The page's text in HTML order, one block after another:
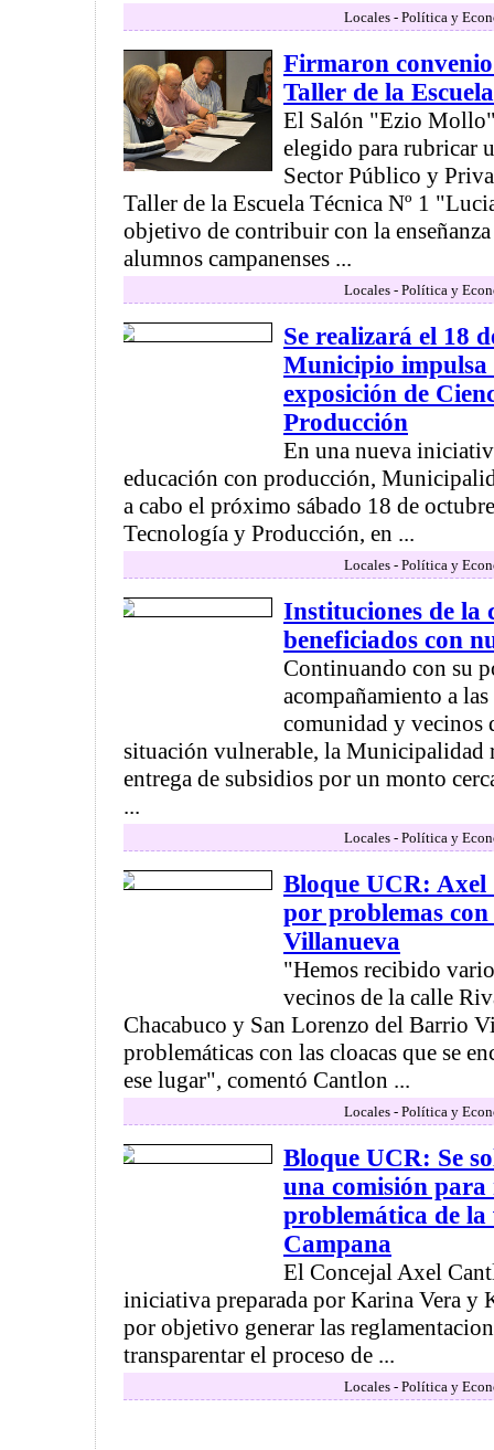
Locales - Política y
Firmaron
Taller de la
El Salón "Ezio
elegido para rubricar
Sector Público y
Taller de la Escuela Técnica Nº 1
objetivo de contribuir con la
alumnos campanenses ...
Locales - Política y
Se realizará el 18
Municipio impulsa
exposición de
Producción
En una nueva
educación con producción,
a cabo el próximo sábado 18 de
Tecnología y Producción, en ...
Locales - Política y
Instituciones de la
beneficiados con
Continuando con su
acompañamiento a
comunidad y vecinos
situación vulnerable, la Municipalidad
entrega de subsidios por un monto
...
Locales - Política y
Bloque UCR:
por problemas
Villanueva
"Hemos recibido
vecinos de la calle
Chacabuco y San Lorenzo del Barrio
problemáticas con las cloacas que se
ese lugar", comentó Cantlon ...
Locales - Política y
Bloque UCR: Se
una comisión
problemática de la
Campana
El Concejal Axel
iniciativa preparada por Karina Vera y
por objetivo generar las
transparentar el proceso de ...
Locales - Política y